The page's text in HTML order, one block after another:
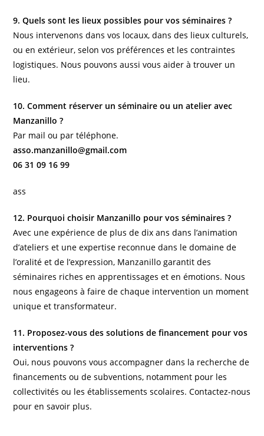
9. Quels sont les lieux possibles pour vos séminaires ?
Nous intervenons dans vos locaux, dans des lieux culturels,
ou en extérieur, selon vos préférences et les contraintes
logistiques. Nous pouvons aussi vous aider à trouver un
lieu.
10. Comment réserver un séminaire ou un atelier avec
Manzanillo ?
Par mail ou par téléphone.
asso.manzanillo@gmail.com
06 31 09 16 99
ass
12. Pourquoi choisir Manzanillo pour vos séminaires ?
Avec une expérience de plus de dix ans dans l’animation
d’ateliers et une expertise reconnue dans le domaine de
l’oralité et de l’expression, Manzanillo garantit des
séminaires riches en apprentissages et en émotions. Nous
nous engageons à faire de chaque intervention un moment
unique et transformateur.
11. Proposez-vous des solutions de financement pour vos
interventions ?
Oui, nous pouvons vous accompagner dans la recherche de
financements ou de subventions, notamment pour les
collectivités ou les établissements scolaires. Contactez-nous
pour en savoir plus.